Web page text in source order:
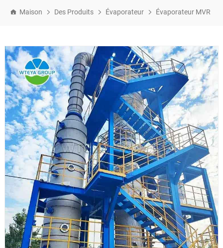
Maison Des Produits Évaporateur Évaporateur MVR